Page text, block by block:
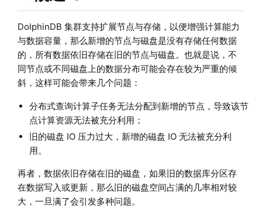
DolphinDB 集群支持扩展节点与存储，以便增强计算能力
与数据容量，那么新增的节点与磁盘是没有存储任何数据
的，所有数据依旧存储在旧的节点与磁盘。也就是说，不
同节点或不同磁盘上的数据分布可能会存在较为严重的倾
斜，这样可能会带来几个问题：
分布式查询计算子任务无法分配到新增的节点，导致该节
点计算资源无法被充分利用；
旧的磁盘 IO 压力过大，新增的磁盘 IO 无法被充分利
用。
再者，数据依旧存储在旧的磁盘，如果旧的数据库分区存
在数据写入或更新，那么旧的磁盘空间占满的几率相对较
大，一旦满了会引发多种问题。